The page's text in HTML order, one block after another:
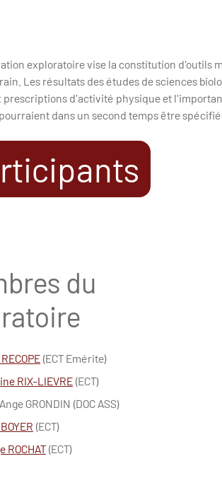
exploratoire vise la constitution d'outils
Les résultats des études de sciences
prescriptions d'activité physique et
dans un second temps être
du
(ECT Emérite)
RIX-LIEVRE(ECT)
GRONDIN (DOC ASS)
(ECT)
ROCHAT(ECT)